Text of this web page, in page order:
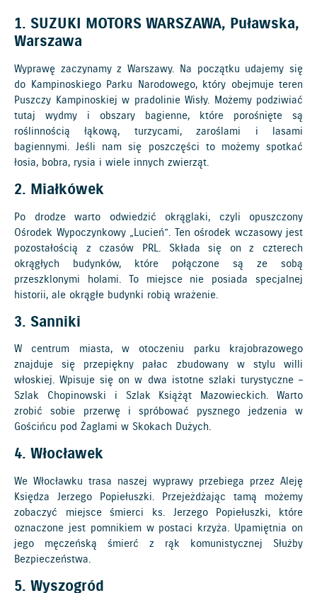
1. SUZUKI MOTORS WARSZAWA, Puławska,
Warszawa
Wyprawę zaczynamy z Warszawy. Na początku udajemy się
do Kampinoskiego Parku Narodowego, który obejmuje teren
Puszczy Kampinoskiej w pradolinie Wisły. Możemy podziwiać
tutaj wydmy i obszary bagienne, które porośnięte są
roślinnością łąkową, turzycami, zaroślami i lasami
bagiennymi. Jeśli nam się poszczęści to możemy spotkać
łosia, bobra, rysia i wiele innych zwierząt.
2. Miałkówek
Po drodze warto odwiedzić okrąglaki, czyli opuszczony
Ośrodek Wypoczynkowy „Lucień”. Ten ośrodek wczasowy jest
pozostałością z czasów PRL. Składa się on z czterech
okrągłych budynków, które połączone są ze sobą
przeszklonymi holami. To miejsce nie posiada specjalnej
historii, ale okrągłe budynki robią wrażenie.
3. Sanniki
W centrum miasta, w otoczeniu parku krajobrazowego
znajduje się przepiękny pałac zbudowany w stylu willi
włoskiej. Wpisuje się on w dwa istotne szlaki turystyczne –
Szlak Chopinowski i Szlak Książąt Mazowieckich. Warto
zrobić sobie przerwę i spróbować pysznego jedzenia w
Gościńcu pod Żaglami w Skokach Dużych.
4. Włocławek
We Włocławku trasa naszej wyprawy przebiega przez Aleję
Księdza Jerzego Popiełuszki. Przejeżdżając tamą możemy
zobaczyć miejsce śmierci ks. Jerzego Popiełuszki, które
oznaczone jest pomnikiem w postaci krzyża. Upamiętnia on
jego męczeńską śmierć z rąk komunistycznej Służby
Bezpieczeństwa.
5. Wyszogród